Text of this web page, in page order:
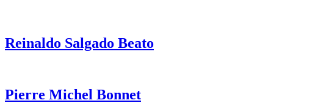
Reinaldo Salgado Beato
Pierre Michel Bonnet